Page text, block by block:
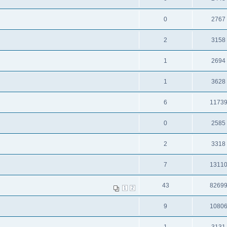
0 2767
2 3158
1 2694
1 3628
6 11739
0 2585
2 3318
7 13110
1 2 43 82699
9 10806